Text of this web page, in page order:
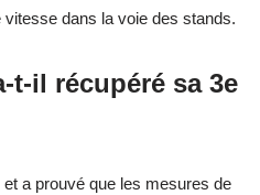
dans la voie des stands.
t-il récupéré sa 3e
a prouvé que les mesures de